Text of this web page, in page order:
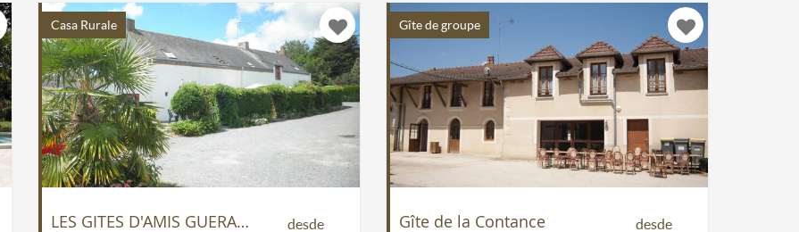
Casa Rurale
desde
LES GITES D'AMIS GUERANDE
Gîte de groupe
desde
Gîte de la Contance